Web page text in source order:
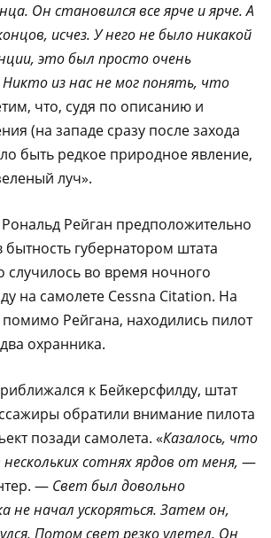
Он становился все ярче и ярче. А
исчез. У него не было никакой
это был просто очень
из нас не мог понять, что
что, судя по описанию и
(на западе сразу после захода
быть редкое природное явление,
луч».
Рейган предположительно
губернатором штата
случилось во время ночного
на самолете Cessna Citation. На
помимо Рейгана, находились пилот
охранника.
к Бейкерсфилду, штат
обратили внимание пилота
позади самолета. «Казалось, что
сотнях ярдов от меня, —
— Свет был довольно
не начал ускоряться. Затем он,
Потом свет резко улетел. Он